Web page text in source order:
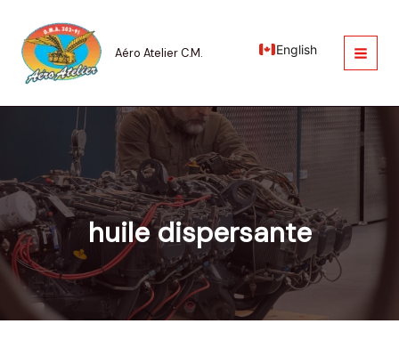
contenu
Aéro Atelier C.M. English
huile dispersante